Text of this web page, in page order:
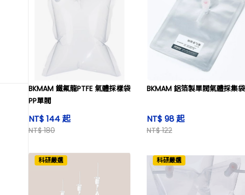
BKMAM 鐵氟龍PTFE 氣體採樣袋
PP單閥
NT$ 144 起
NT$ 180
BKMAM 鋁箔製單閥氣體採集袋
NT$ 98 起
NT$ 122
科研嚴選 科研嚴選